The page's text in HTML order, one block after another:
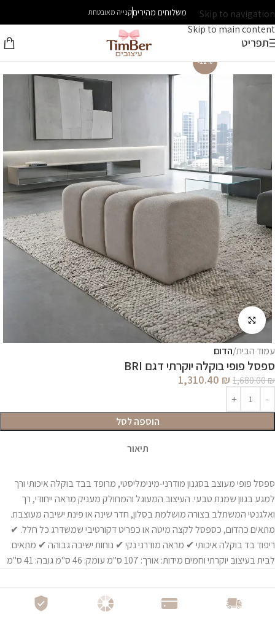
Skip to navigation
Skip to main content
משלוחים מהיריםקנייה מאובטחת
תפריט
עמוד הבית הדום
ספסל פופי בוקלה יוקרתי דגם BRI
1,680.00₪
1,310.40 ₪
הוספה לסל
תיאור
ספסל פופי מעוצב בסגנון מודרני-מינימליסטי, מרופד בבד בוקלה איכותי ורך
למגע בגוון שמנת טבעי. העיצוב המעוגל והמחולק מעניק מראה ייחודי, רך
ואלגנטי המשתלב בצורה מושלמת בסלון, חדר שינה או פינת ישיבה מעוצבת.
מתאים כהדום, כספסל לקצה מיטה או כפריט דקורטיבי שמשדרג כל חלל. ✔
ריפוד בד בוקלה איכותי ✔ מראה מודרני נקי ✔ נוחות ישיבה גבוהה ✔ מתאים
לבית בעיצוב יוקרתי וחמים מידות: אורך: 107 ס"מ עומק: 46 ס"מ גובה: 41 ס"מ
-22%
לחץ להגדלה